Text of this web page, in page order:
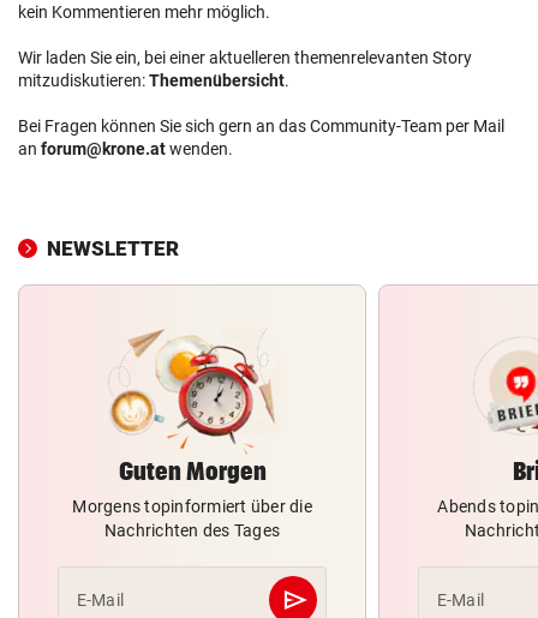
kein Kommentieren mehr möglich.
Wir laden Sie ein, bei einer aktuelleren themenrelevanten Story
mitzudiskutieren:Themenübersicht.
Bei Fragen können Sie sich gern an das Community-Team per Mail
an forum@krone.atwenden.
NEWSLETTER
Guten Morgen
Morgens topinformiert über die
Nachrichten des Tages
E-Mail send
Abschicken
Abends
E-Mail